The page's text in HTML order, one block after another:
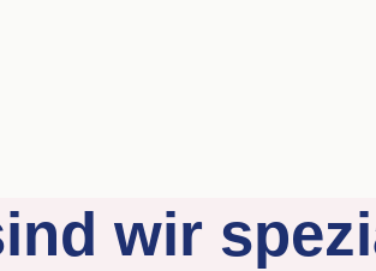
wir